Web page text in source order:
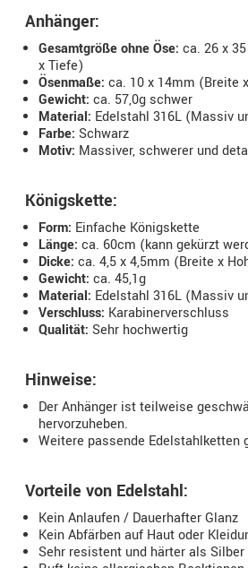
Anhänger:
Gesamtgröße ohne Öse: ca. 26 x
x Tiefe)
Ösenmaße: ca. 10 x 14mm (Breite
Gewicht: ca. 57,0g schwer
Material: Edelstahl 316L (Massiv
Farbe: Schwarz
Motiv: Massiver, schwerer und
Königskette:
Form: Einfache Königskette
Länge: ca. 60cm (kann gekürzt
Dicke: ca. 4,5 x 4,5mm (Breite x
Gewicht: ca. 45,1g
Material: Edelstahl 316L (Massiv
Verschluss: Karabinerverschluss
Qualität: Sehr hochwertig
Hinweise:
Der Anhänger ist teilweise
hervorzuheben.
Weitere passende Edelstahlketten
Vorteile von Edelstahl:
Kein Anlaufen / Dauerhafter Glanz
Kein Abfärben auf Haut oder
Sehr resistent und härter als Silber